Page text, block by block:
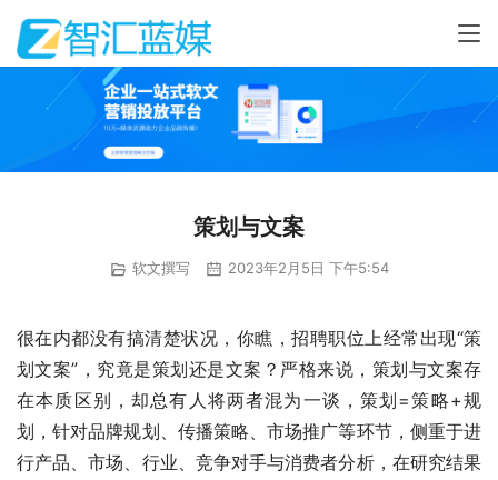
策划与文案
软文撰写 2023年2月5日 下午5:54
很在内都没有搞清楚状况，你瞧，招聘职位上经常出现“策
划文案”，究竟是策划还是文案？严格来说，策划与文案存
在本质区别，却总有人将两者混为一谈，策划=策略+规
划，针对品牌规划、传播策略、市场推广等环节，侧重于进
行产品、市场、行业、竞争对手与消费者分析，在研究结果